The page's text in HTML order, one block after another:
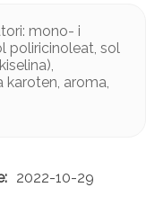
mono- i
poliricinoleat, sol
karoten, aroma,
2022-10-29